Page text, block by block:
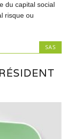
du capital social
risque ou
SAS